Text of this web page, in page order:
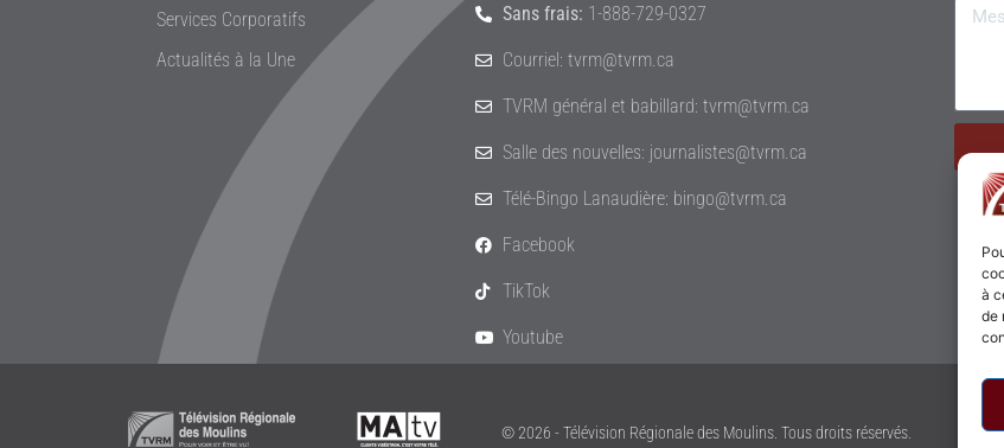
à
de
Services Corporatifs
Actualités à la Une
Sans frais: 1-888-729-0327
Courriel: tvrm@tvrm.ca
TVRM général et babillard: tvrm@tvrm.ca
Salle des nouvelles: journalistes@tvrm.ca
Télé-Bingo Lanaudière: bingo@tvrm.ca
Facebook
TikTok
Youtube
© 2026 - Télévision Régionale des Moulins. Tous droits réservés.